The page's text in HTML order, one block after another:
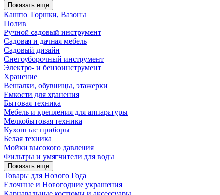
Показать еще
Кашпо, Горшки, Вазоны
Полив
Ручной садовый инструмент
Садовая и дачная мебель
Садовый дизайн
Снегоуборочный инструмент
Электро- и бензоинструмент
Хранение
Вешалки, обувницы, этажерки
Емкости для хранения
Бытовая техника
Мебель и крепления для аппаратуры
Мелкобытовая техника
Кухонные приборы
Белая техника
Мойки высокого давления
Фильтры и умягчители для воды
Показать еще
Товары для Нового Года
Елочные и Новогодние украшения
Карнавальные костюмы и аксессуары